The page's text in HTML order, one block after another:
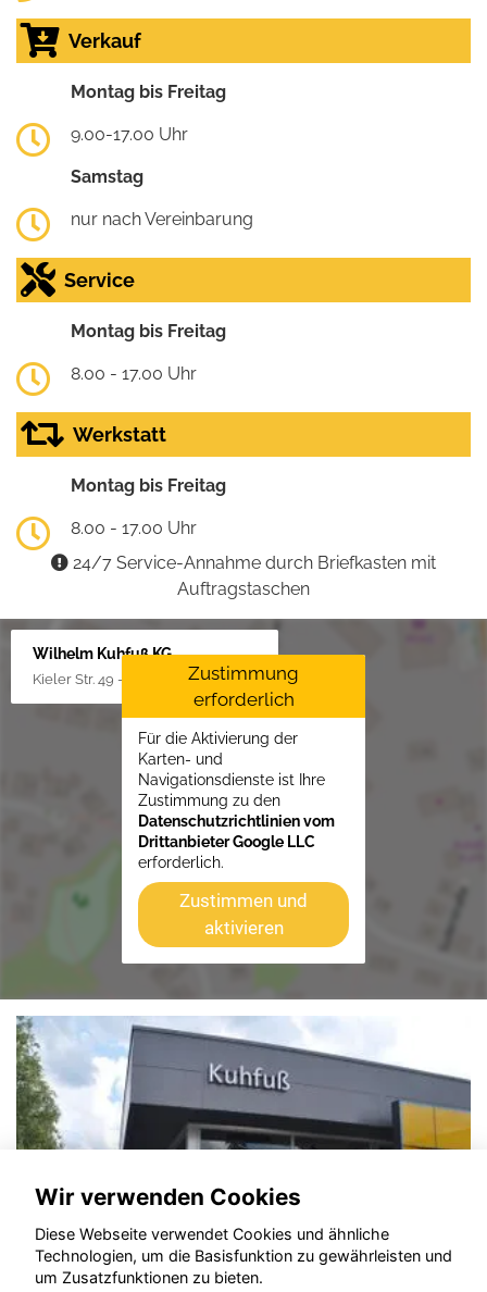
Verkauf
Montag bis Freitag
9.00-17.00 Uhr
Samstag
nur nach Vereinbarung
Service
Montag bis Freitag
8.00 - 17.00 Uhr
Werkstatt
Montag bis Freitag
8.00 - 17.00 Uhr
24/7 Service-Annahme durch Briefkasten mit
Auftragstaschen
Wilhelm Kuhfuß KG
Kieler Str. 49 - 51, 25451 Quickborn
Zustimmung
erforderlich
Für die Aktivierung der
Karten- und
Navigationsdienste ist Ihre
Zustimmung zu den
Datenschutzrichtlinien vom
Drittanbieter Google LLC
erforderlich.
Zustimmen und
aktivieren
Wir verwenden Cookies
Diese Webseite verwendet Cookies und ähnliche
Technologien, um die Basisfunktion zu gewährleisten und
um Zusatzfunktionen zu bieten.